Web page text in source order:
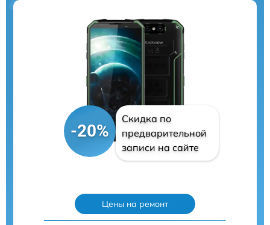
-20%
Скидка по
предварительной
записи на сайте
Цены на ремонт